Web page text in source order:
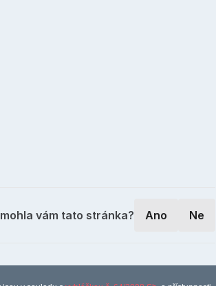
vám tato stránka? Ano Ne